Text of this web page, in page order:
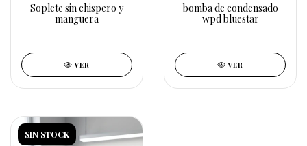
Soplete sin chispero y
manguera
VER
bomba de condensado
wpd bluestar
VER
SIN STOCK